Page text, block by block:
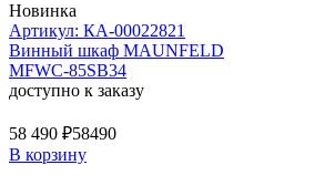
Новинка
Артикул: КА-00022821
Винный шкаф MAUNFELD
MFWC-85SB34
доступно к заказу
58 490 ₽58490
В корзину